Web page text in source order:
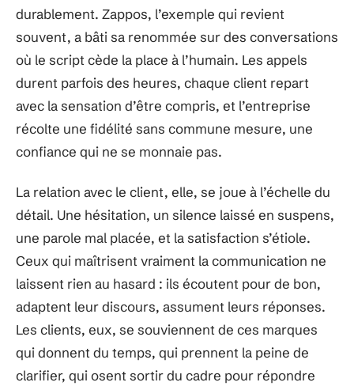
durablement. Zappos, l’exemple qui revient
souvent, a bâti sa renommée sur des conversations
où le script cède la place à l’humain. Les appels
durent parfois des heures, chaque client repart
avec la sensation d’être compris, et l’entreprise
récolte une fidélité sans commune mesure, une
confiance qui ne se monnaie pas.
La relation avec le client, elle, se joue à l’échelle du
détail. Une hésitation, un silence laissé en suspens,
une parole mal placée, et la satisfaction s’étiole.
Ceux qui maîtrisent vraiment la communication ne
laissent rien au hasard : ils écoutent pour de bon,
adaptent leur discours, assument leurs réponses.
Les clients, eux, se souviennent de ces marques
qui donnent du temps, qui prennent la peine de
clarifier, qui osent sortir du cadre pour répondre